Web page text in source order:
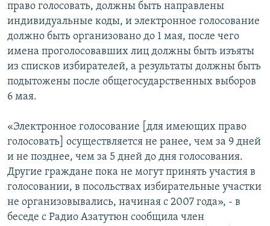
право голосовать, должны быть направлены
индивидуальные коды, и электронное голосование
должно быть организовано до 1 мая, после чего
имена проголосовавших лиц должны быть изъяты
из списков избирателей, а результаты должны быть
подытожены после общегосударственных выборов
6 мая.
«Электронное голосование [для имеющих право
голосовать] осуществляется не ранее, чем за 9 дней
и не позднее, чем за 5 дней до дня голосования.
Другие граждане пока не могут принять участия в
голосовании, в посольствах избирательные участки
не организовывались, начиная с 2007 года», - в
беседе с Радио Азатутюн сообщила член